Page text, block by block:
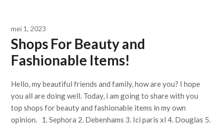
mei 1, 2023
Shops For Beauty and
Fashionable Items!
Hello, my beautiful friends and family, how are you? I hope
you all are doing well. Today, i am going to share with you
top shops for beauty and fashionable items in my own
opinion. 1. Sephora 2. Debenhams 3. Ici paris xl 4. Douglas 5.